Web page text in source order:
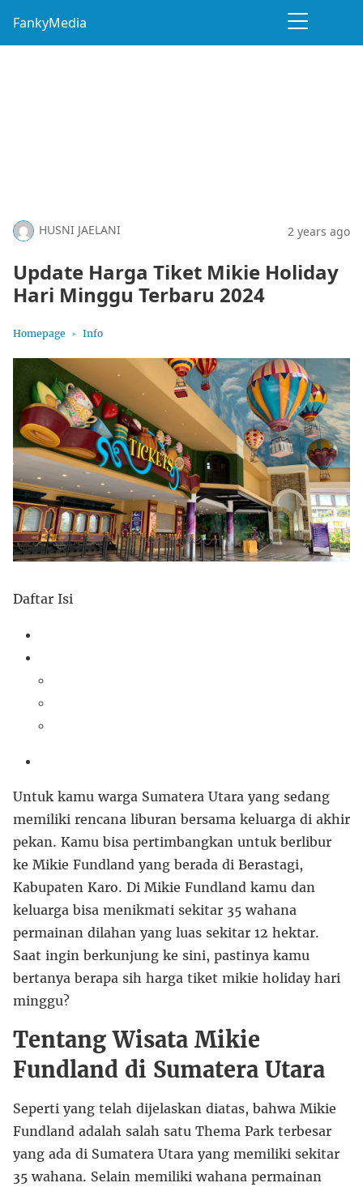
FankyMedia
HUSNI JAELANI 2 years ago
Update Harga Tiket Mikie Holiday
Hari Minggu Terbaru 2024
Homepage Info
Daftar Isi
Untuk kamu warga Sumatera Utara yang sedang
memiliki rencana liburan bersama keluarga di akhir
pekan. Kamu bisa pertimbangkan untuk berlibur
ke Mikie Fundland yang berada di Berastagi,
Kabupaten Karo. Di Mikie Fundland kamu dan
keluarga bisa menikmati sekitar 35 wahana
permainan dilahan yang luas sekitar 12 hektar.
Saat ingin berkunjung ke sini, pastinya kamu
bertanya berapa sih harga tiket mikie holiday hari
minggu?
Tentang Wisata Mikie
Fundland di Sumatera Utara
Seperti yang telah dijelaskan diatas, bahwa Mikie
Fundland adalah salah satu Thema Park terbesar
yang ada di Sumatera Utara yang memiliki sekitar
35 wahana. Selain memiliki wahana permainan